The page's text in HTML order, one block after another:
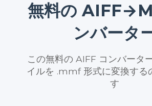
無料の
ンバータ
この無料の AIFF コンバータ
イルを .mmf 形式に変換する
す